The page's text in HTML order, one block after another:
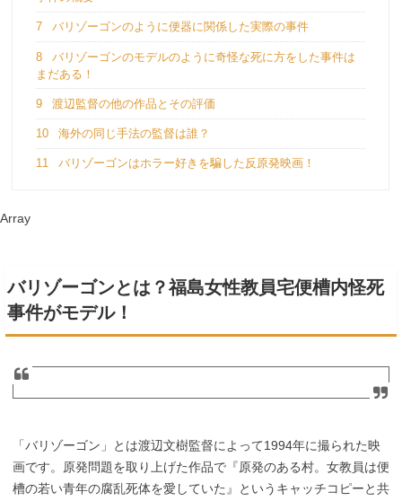
7 バリゾーゴンのように便器に関係した実際の事件
8
バリゾーゴンのモデルのように奇怪な死に方をした事件は
まだある！
9 渡辺監督の他の作品とその評価
10 海外の同じ手法の監督は誰？
11 バリゾーゴンはホラー好きを騙した反原発映画！
Array
バリゾーゴンとは？福島女性教員宅便槽内怪死
事件がモデル！
「バリゾーゴン」とは渡辺文樹監督によって1994年に撮られた映
画です。原発問題を取り上げた作品で『原発のある村。女教員は便
槽の若い青年の腐乱死体を愛していた』というキャッチコピーと共